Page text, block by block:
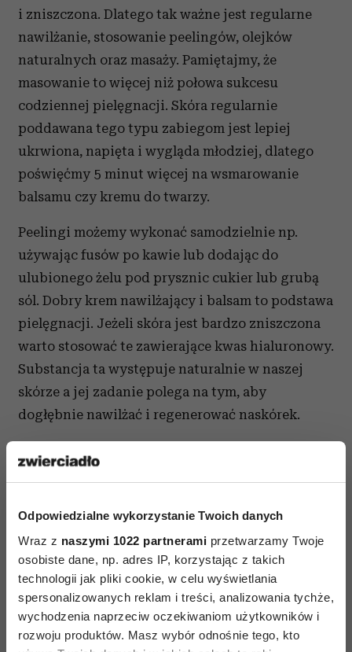
Odpowiedzialne wykorzystanie Twoich danych
Wraz z naszymi 1022 partnerami przetwarzamy Twoje
osobiste dane, np. adres IP, korzystając z takich
technologii jak pliki cookie, w celu wyświetlania
spersonalizowanych reklam i treści, analizowania tychże,
wychodzenia naprzeciw oczekiwaniom użytkowników i
rozwoju produktów. Masz wybór odnośnie tego, kto
i zniszczona. Dlatego tak ważne jest regularne
nawilżanie, stosowanie peelingów, olejków
naturalnych oraz masaży. Pamiętajmy, że
masowanie to więcej niż połowa sukcesu
codziennej pielęgnacji. Skóra regularnie
poddawana tego typu zabiegom jest lepiej
ukrwiona, napięta i wygląda młodziej, dlatego
poświęćmy 5 minut więcej na wsmarowanie
balsamu czy kremu do twarzy.
Peelingi możemy wykonać samodzielnie np.
używając fusów po kawie lub dodając do
ulubionego żelu pod prysznic cukier lub grubą
sól. Dobry krem nawilżający i balsam to podstawa
pielęgnacji. Jeżeli skóra jest bardzo zniszczona
warto stosować te zawierające kwas hialuronowy.
Substancja ta występuje naturalnie w naszej
skórze a jej zadanie polega na tym, aby
dogłębnie nawilżać i regenerować naskórek.
nawilżającego oraz peelingów i masek (co
najmniej raz w tygodniu).
Ponadto chrońmy skórę i włosy przed
promieniowaniem UV, używając kremów
z filtrem, odżywek oraz nośmy modne słomkowe
kapelusze.